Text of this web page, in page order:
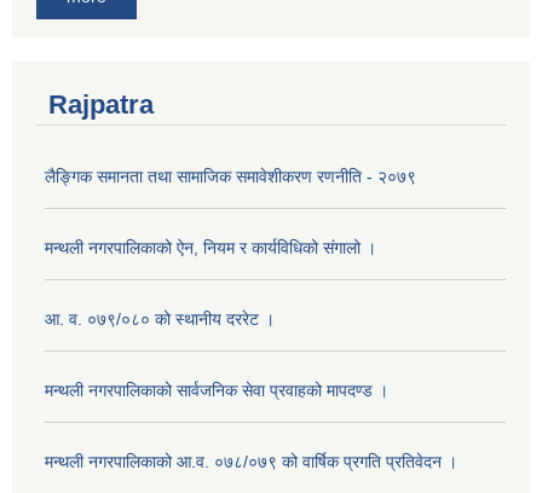
Rajpatra
लैङ्गिक समानता तथा सामाजिक समावेशीकरण रणनीति - २०७९
मन्थली नगरपालिकाको ऐन, नियम र कार्यविधिको संगालो ।
आ. व. ०७९/०८० को स्थानीय दररेट ।
मन्थली नगरपालिकाको सार्वजनिक सेवा प्रवाहको मापदण्ड ।
मन्थली नगरपालिकाको आ.व. ०७८/०७९ को वार्षिक प्रगति प्रतिवेदन ।